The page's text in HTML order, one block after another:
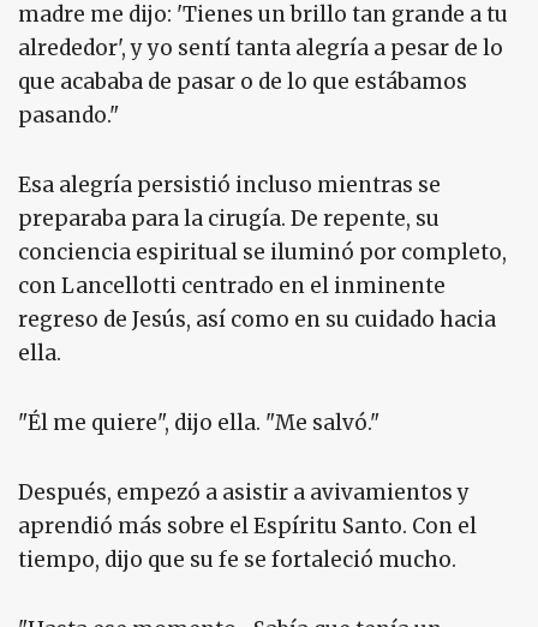
madre me dijo: 'Tienes un brillo tan grande a tu
alrededor', y yo sentí tanta alegría a pesar de lo
que acababa de pasar o de lo que estábamos
pasando."
Esa alegría persistió incluso mientras se
preparaba para la cirugía. De repente, su
conciencia espiritual se iluminó por completo,
con Lancellotti centrado en el inminente
regreso de Jesús, así como en su cuidado hacia
ella.
"Él me quiere", dijo ella. "Me salvó."
Después, empezó a asistir a avivamientos y
aprendió más sobre el Espíritu Santo. Con el
tiempo, dijo que su fe se fortaleció mucho.